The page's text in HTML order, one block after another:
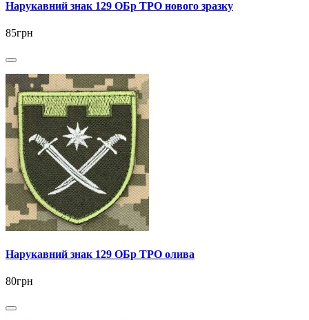
Нарукавний знак 129 ОБр ТРО нового зразку
85грн
Нарукавний знак 129 ОБр ТРО олива
80грн